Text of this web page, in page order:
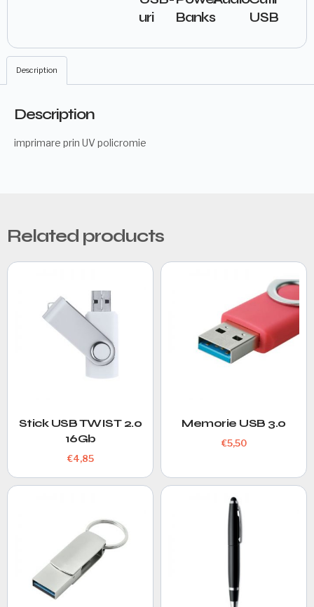
uri
Banks
USB
Description
Description
imprimare prin UV policromie
Related products
Stick USB TWIST 2.0
16Gb
€4,85
Memorie USB 3.0
€5,50